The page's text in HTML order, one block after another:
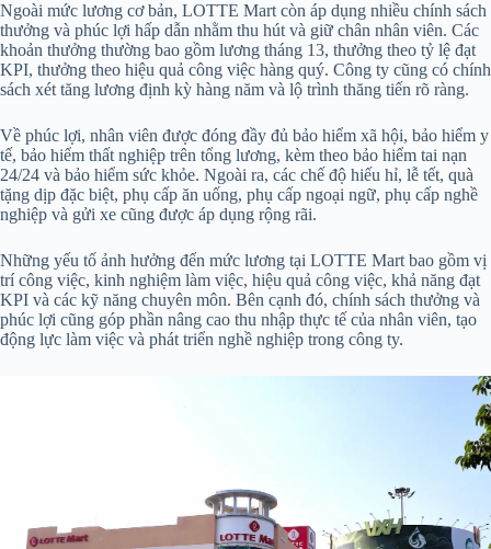
Ngoài mức lương cơ bản, LOTTE Mart còn áp dụng nhiều chính sách
thưởng và phúc lợi hấp dẫn nhằm thu hút và giữ chân nhân viên. Các
khoản thưởng thường bao gồm lương tháng 13, thưởng theo tỷ lệ đạt
KPI, thưởng theo hiệu quả công việc hàng quý. Công ty cũng có chính
sách xét tăng lương định kỳ hàng năm và lộ trình thăng tiến rõ ràng.
Về phúc lợi, nhân viên được đóng đầy đủ bảo hiểm xã hội, bảo hiểm y
tế, bảo hiểm thất nghiệp trên tổng lương, kèm theo bảo hiểm tai nạn
24/24 và bảo hiểm sức khỏe. Ngoài ra, các chế độ hiếu hỉ, lễ tết, quà
tặng dịp đặc biệt, phụ cấp ăn uống, phụ cấp ngoại ngữ, phụ cấp nghề
nghiệp và gửi xe cũng được áp dụng rộng rãi.
Những yếu tố ảnh hưởng đến mức lương tại LOTTE Mart bao gồm vị
trí công việc, kinh nghiệm làm việc, hiệu quả công việc, khả năng đạt
KPI và các kỹ năng chuyên môn. Bên cạnh đó, chính sách thưởng và
phúc lợi cũng góp phần nâng cao thu nhập thực tế của nhân viên, tạo
động lực làm việc và phát triển nghề nghiệp trong công ty.